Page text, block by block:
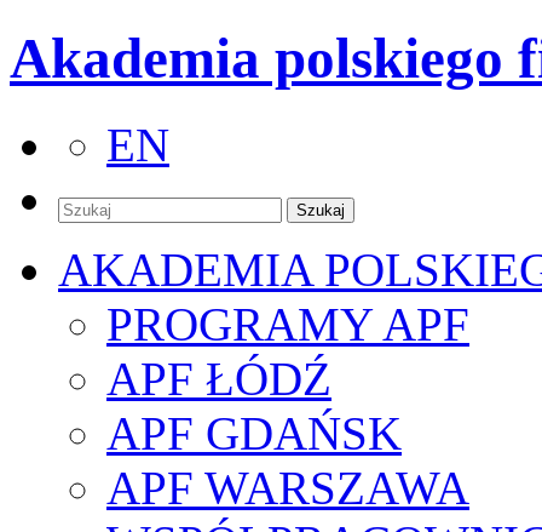
Akademia polskiego
EN
AKADEMIA
PROGRAMY APF
APF ŁÓDŹ
APF GDAŃSK
APF WARSZAWA